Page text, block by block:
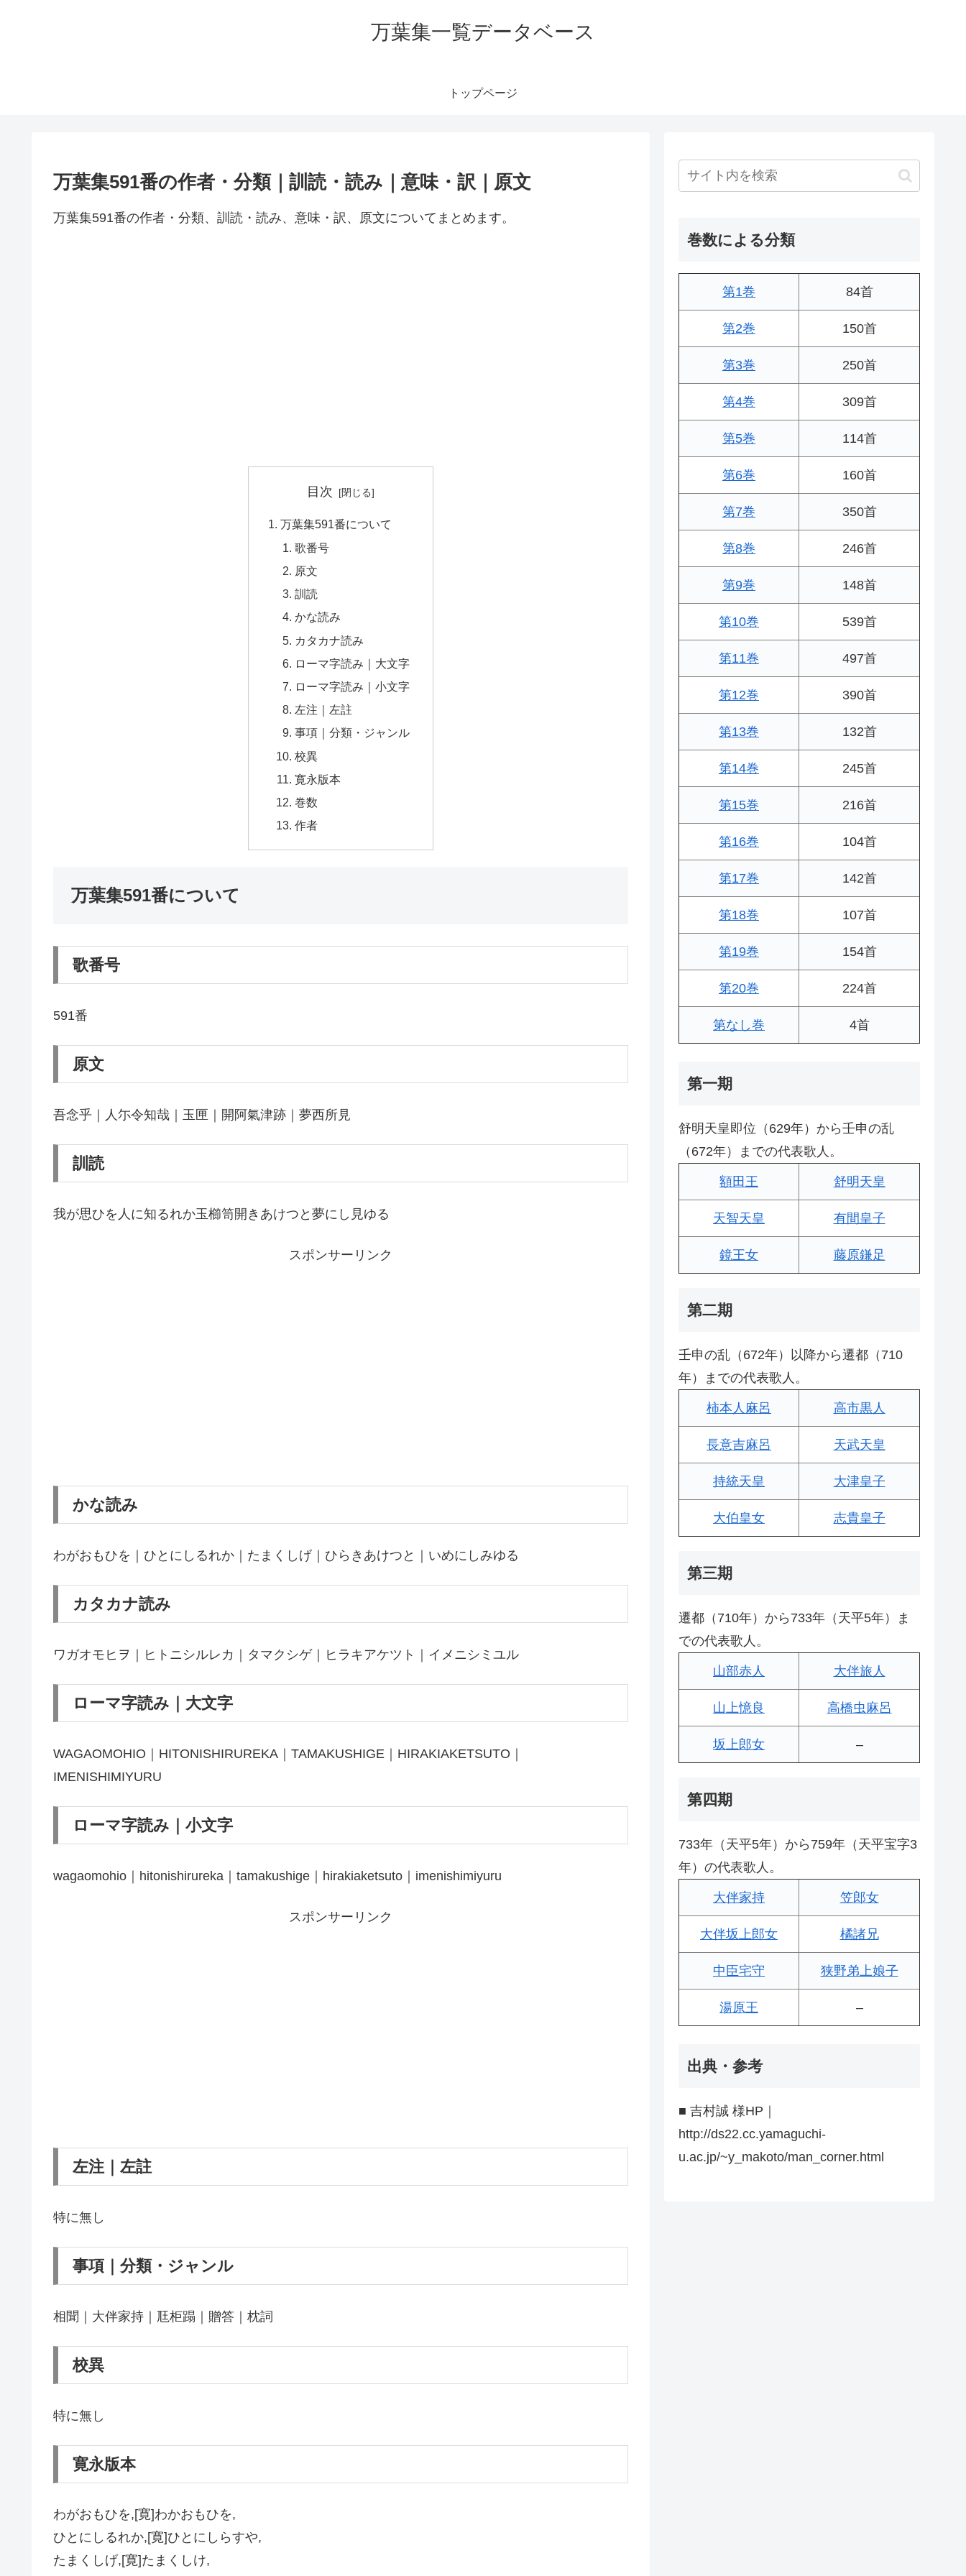
万葉集一覧データベース
トップページ
万葉集591番の作者・分類｜訓読・読み｜意味・訳｜原文
万葉集591番の作者・分類、訓読・読み、意味・訳、原文についてまとめます。
目次
万葉集591番について
歌番号
原文
訓読
かな読み
カタカナ読み
ローマ字読み｜大文字
ローマ字読み｜小文字
左注｜左註
事項｜分類・ジャンル
校異
寛永版本
巻数
作者
万葉集591番について
歌番号
591番
原文
吾念乎｜人尓令知哉｜玉匣｜開阿氣津跡｜夢西所見
訓読
我が思ひを人に知るれか玉櫛笥開きあけつと夢にし見ゆる
スポンサーリンク
かな読み
わがおもひを｜ひとにしるれか｜たまくしげ｜ひらきあけつと｜いめにしみゆる
カタカナ読み
ワガオモヒヲ｜ヒトニシルレカ｜タマクシゲ｜ヒラキアケツト｜イメニシミユル
ローマ字読み｜大文字
WAGAOMOHIO｜HITONISHIRUREKA｜TAMAKUSHIGE｜HIRAKIAKETSUTO｜
IMENISHIMIYURU
ローマ字読み｜小文字
wagaomohio｜hitonishirureka｜tamakushige｜hirakiaketsuto｜imenishimiyuru
スポンサーリンク
左注｜左註
特に無し
事項｜分類・ジャンル
相聞｜大伴家持｜尫柜蹋｜贈答｜枕詞
校異
特に無し
寛永版本
わがおもひを,[寛]わかおもひを,
ひとにしるれか,[寛]ひとにしらすや,
たまくしげ,[寛]たまくしけ,
巻数による分類
第1巻 84首
第2巻 150首
第3巻 250首
第4巻 309首
第5巻 114首
第6巻 160首
第7巻 350首
第8巻 246首
第9巻 148首
第10巻 539首
第11巻 497首
第12巻 390首
第13巻 132首
第14巻 245首
第15巻 216首
第16巻 104首
第17巻 142首
第18巻 107首
第19巻 154首
第20巻 224首
第なし巻 4首
第一期
舒明天皇即位（629年）から壬申の乱
（672年）までの代表歌人。
額田王 舒明天皇
天智天皇 有間皇子
鏡王女 藤原鎌足
第二期
壬申の乱（672年）以降から遷都（710
年）までの代表歌人。
柿本人麻呂 高市黒人
長意吉麻呂 天武天皇
持統天皇 大津皇子
大伯皇女 志貴皇子
第三期
遷都（710年）から733年（天平5年）ま
での代表歌人。
山部赤人 大伴旅人
山上憶良 高橋虫麻呂
坂上郎女 –
第四期
733年（天平5年）から759年（天平宝字3
年）の代表歌人。
大伴家持 笠郎女
大伴坂上郎女 橘諸兄
中臣宅守 狭野弟上娘子
湯原王 –
出典・参考
■ 吉村誠 様HP｜
http://ds22.cc.yamaguchi-
u.ac.jp/~y_makoto/man_corner.html